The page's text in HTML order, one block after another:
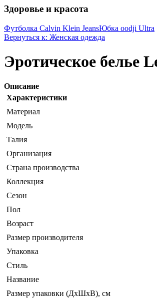
Здоровье и красота
Футболка Calvin Klein JeansЮбка oodji Ultra
Вернуться к: Женская одежда
Эротическое белье
Описание
Характеристики
Материал
Модель
Талия
Организация
Страна производства
Коллекция
Сезон
Пол
Возраст
Размер производителя
Упаковка
Стиль
Название
Размер упаковки (ДхШхВ), см